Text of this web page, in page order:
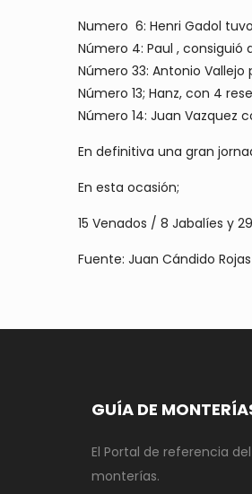
Numero 6: Henri Gadol
Número 4: Paul , consiguió
Número 33: Antonio
Número 13; Hanz, con 4
Número 14: Juan Vazquez
En definitiva una gran
En esta ocasión;
15 Venados / 8 Jabalíes y
Fuente: Juan Cándido Rojas
GUÍA DE
El Portal de referencia
monterías.